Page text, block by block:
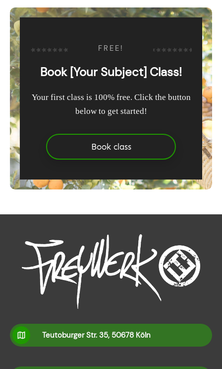
FREE!
Book [Your Subject] Class!
Your first class is 100% free. Click the button
below to get started!
Book class
Teutoburger Str. 35, 50678 Köln